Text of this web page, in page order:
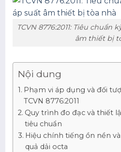
TCVN 8776:2011: Tiêu
âm thiết bị
Nội dung
Phạm vi áp dụng và đối
TCVN 8776:2011
Quy trình đo đạc và thiết
tiêu chuẩn
Hiệu chính tiếng ồn nền
quả dải octa